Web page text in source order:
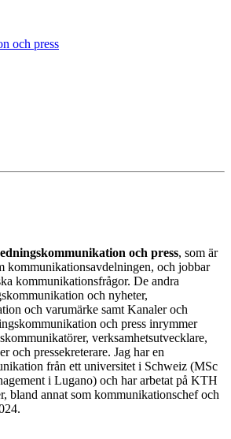
och press
och press, som är
kommunikationsavdelningen, och jobbar
kommunikationsfrågor. De andra
och nyheter,
och varumärke samt Kanaler och
och press inrymmer
verksamhetsutvecklare,
och pressekreterare. Jag har en
från ett universitet i Schweiz (MSc
i Lugano) och har arbetat på KTH
bland annat som kommunikationschef och